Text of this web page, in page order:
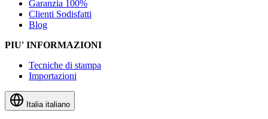
Garanzia 100%
Clienti Sodisfatti
Blog
PIU' INFORMAZIONI
Tecniche di stampa
Importazioni
Italia italiano